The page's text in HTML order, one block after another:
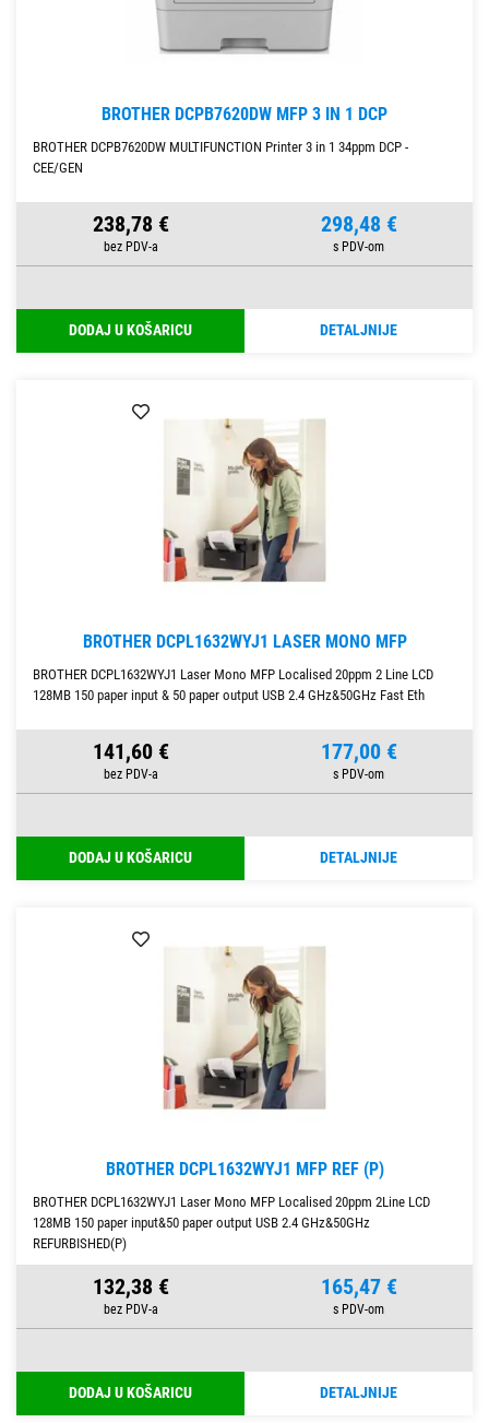
BROTHER DCPB7620DW MFP 3 IN 1 DCP
BROTHER DCPB7620DW MULTIFUNCTION Printer 3 in 1 34ppm DCP -
CEE/GEN
238,78 € 298,48 €
DODAJ U KOŠARICU DETALJNIJE
BROTHER DCPL1632WYJ1 LASER MONO MFP
BROTHER DCPL1632WYJ1 Laser Mono MFP Localised 20ppm 2 Line LCD
128MB 150 paper input & 50 paper output USB 2.4 GHz&50GHz Fast Eth
141,60 € 177,00 €
DODAJ U KOŠARICU DETALJNIJE
BROTHER DCPL1632WYJ1 MFP REF (P)
BROTHER DCPL1632WYJ1 Laser Mono MFP Localised 20ppm 2Line LCD
128MB 150 paper input&50 paper output USB 2.4 GHz&50GHz
REFURBISHED(P)
132,38 € 165,47 €
DODAJ U KOŠARICU DETALJNIJE